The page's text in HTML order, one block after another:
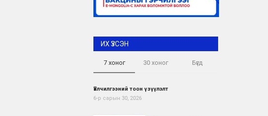
ИХ ҮЗСЭН
7 хоног 30 хоног Бүгд
Үйлчилгээний тоон үзүүлэлт
6-р сарын 30, 2026